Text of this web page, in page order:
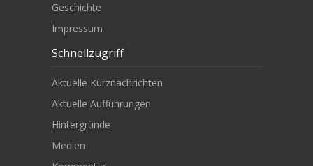
Geschichte
Impressum
Schnellzugriff
Aktuelle Kurznachrichten
Aktuelle Aufführungen
Hintergründe
Medien